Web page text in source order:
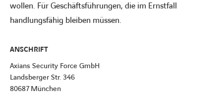
wollen. Für Geschäftsführungen, die im Ernstfall
handlungsfähig bleiben müssen.
ANSCHRIFT
Axians Security Force GmbH
Landsberger Str. 346
80687 München